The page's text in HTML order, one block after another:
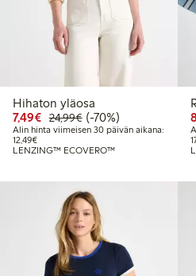
Hihaton yläosa
7,49€ Alennettu hinta: 7,49 €
24,99€Normaalihinta:
70% alennus
(-70%)
Alin hinta viimeisen 30 päivän aikana:
12,49€Alin hinta viimeisen 30 päivän aikana:
LENZING™ ECOVERO™